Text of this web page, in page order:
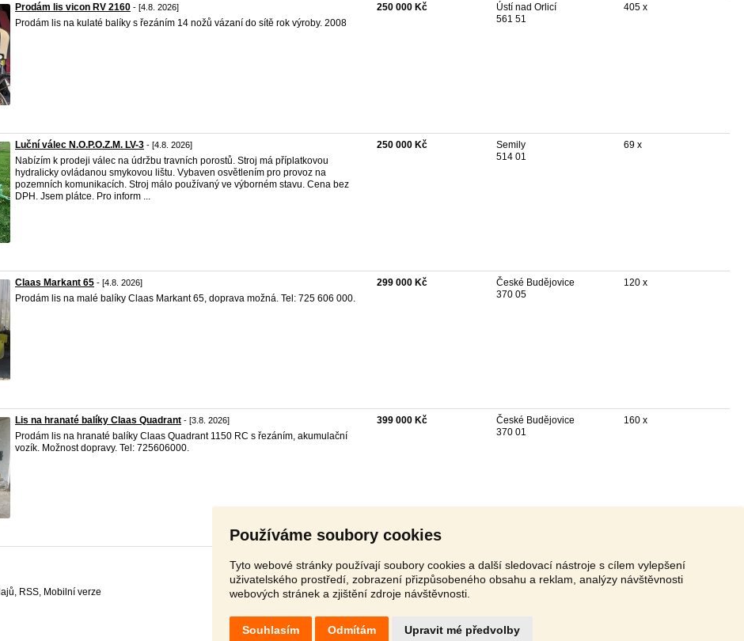
Používáme soubory cookies
Tyto webové stránky používají soubory cookies a další sledovací nástroje s cílem vylepšení
uživatelského prostředí, zobrazení přizpůsobeného obsahu a reklam, analýzy návštěvnosti
webových stránek a zjištění zdroje návštěvnosti.
Souhlasím Odmítám Upravit mé předvolby
Prodám lis vicon RV 2160 - [4.8. 2026]
Prodám lis na kulaté balíky s řezáním 14 nožů vázaní do sítě rok výroby. 2008
250 000 Kč
Ústí nad Orlicí
561 51
405 x
Luční válec N.O.P.O.Z.M. LV-3 - [4.8. 2026]
Nabízím k prodeji válec na údržbu travních porostů. Stroj má příplatkovou
hydralicky ovládanou smykovou lištu. Vybaven osvětlením pro provoz na
pozemních komunikacích. Stroj málo používaný ve výborném stavu. Cena bez
DPH. Jsem plátce. Pro inform ...
250 000 Kč
Semily
514 01
69 x
Claas Markant 65 - [4.8. 2026]
Prodám lis na malé balíky Claas Markant 65, doprava možná. Tel: 725 606 000.
299 000 Kč
České Budějovice
370 05
120 x
Lis na hranaté balíky Claas Quadrant - [3.8. 2026]
Prodám lis na hranaté balíky Claas Quadrant 1150 RC s řezáním, akumulační
vozík. Možnost dopravy. Tel: 725606000.
399 000 Kč
České Budějovice
370 01
160 x
, RSS,